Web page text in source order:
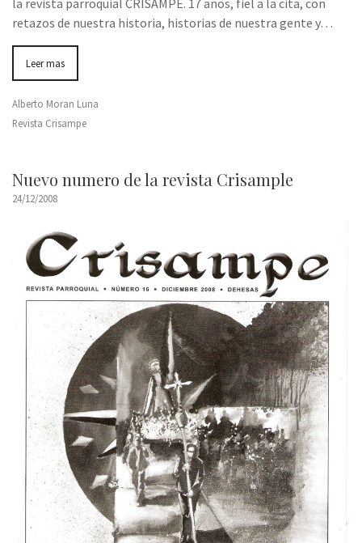
retazos de nuestra historia, historias de nuestra gente y…
Leer mas
Alberto Moran Luna
Revista Crisampe
Nuevo numero de la revista Crisample
24/12/2008